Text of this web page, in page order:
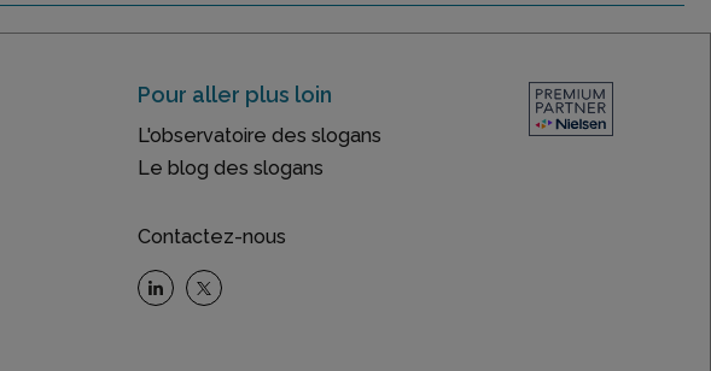
Pour aller plus loin
L'observatoire des slogans
Le blog des slogans
Contactez-nous